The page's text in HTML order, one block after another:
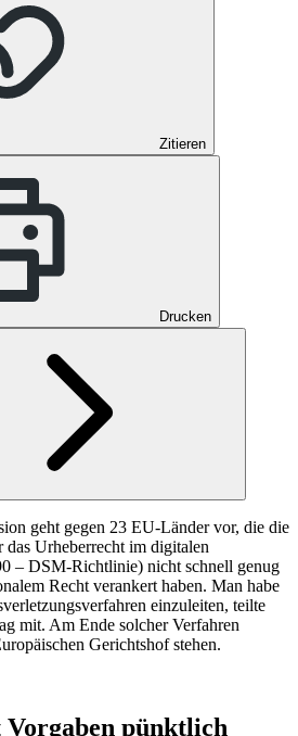
Zitieren
Drucken
geht gegen 23 EU-Länder vor, die die
das Urheberrecht im digitalen
– DSM-Richtlinie) nicht schnell genug
Recht verankert haben. Man habe
einzuleiten, teilte
mit. Am Ende solcher Verfahren
Gerichtshof stehen.
Vorgaben pünktlich